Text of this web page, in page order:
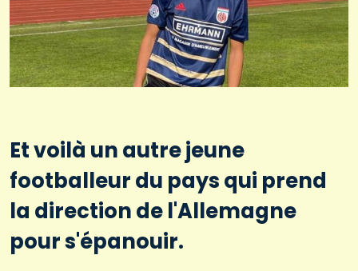
Et voilà un autre jeune
footballeur du pays qui prend
la direction de l'Allemagne
pour s'épanouir.